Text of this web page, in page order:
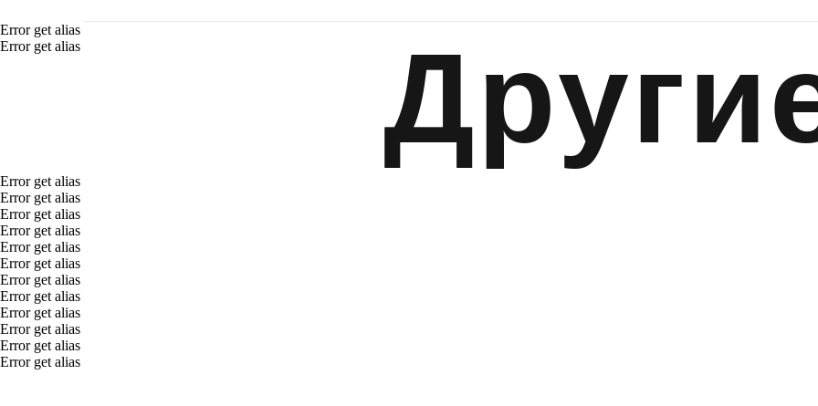
Error get alias
Error get alias
Error get alias
Error get alias
Error get alias
Error get alias
Error get alias
Error get alias
Error get alias
Error get alias
Error get alias
Error get alias
Error get alias
Error get alias